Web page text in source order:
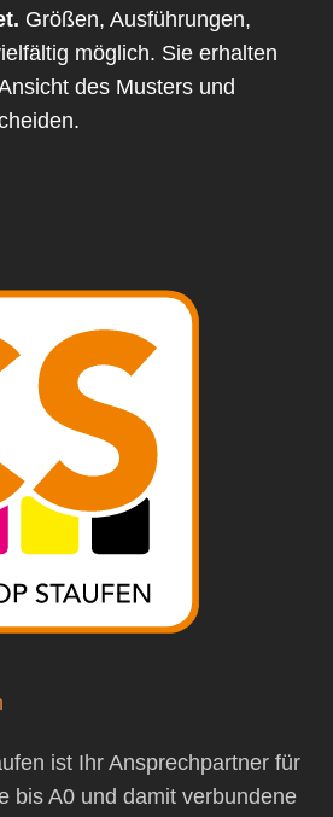
Größen, Ausführungen,
möglich. Sie erhalten
des Musters und
ist Ihr Ansprechpartner für
bis A0und damit verbundene